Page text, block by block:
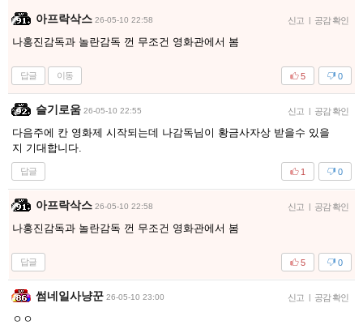
아프락삭스 26-05-10 22:58 신고 | 공감 확인
나홍진감독과 놀란감독 껀 무조건 영화관에서 봄
답글 이동 0
5
슬기로움 26-05-10 22:55 신고 | 공감 확인
다음주에 칸 영화제 시작되는데 나감독님이 황금사자상 받을수 있을
지 기대합니다.
답글 0
1
아프락삭스 26-05-10 22:58 신고 | 공감 확인
나홍진감독과 놀란감독 껀 무조건 영화관에서 봄
답글 0
5
썸네일사냥꾼 26-05-10 23:00 신고 | 공감 확인
ㅇㅇ